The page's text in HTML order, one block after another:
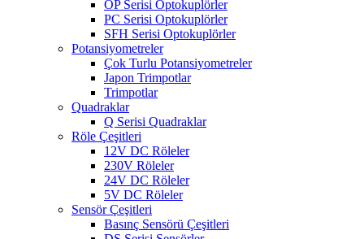
OP Serisi Optokuplörler
PC Serisi Optokuplörler
SFH Serisi Optokuplörler
Potansiyometreler
Çok Turlu Potansiyometreler
Japon Trimpotlar
Trimpotlar
Quadraklar
Q Serisi Quadraklar
Röle Çeşitleri
12V DC Röleler
230V Röleler
24V DC Röleler
5V DC Röleler
Sensör Çeşitleri
Basınç Sensörü Çeşitleri